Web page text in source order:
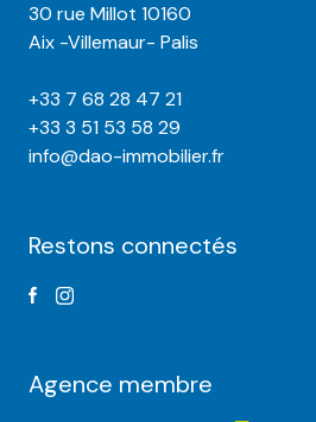
30 rue Millot 10160
Aix -Villemaur- Palis
+33 7 68 28 47 21
+33 3 51 53 58 29
info@dao-immobilier.fr
Restons connectés
Agence membre